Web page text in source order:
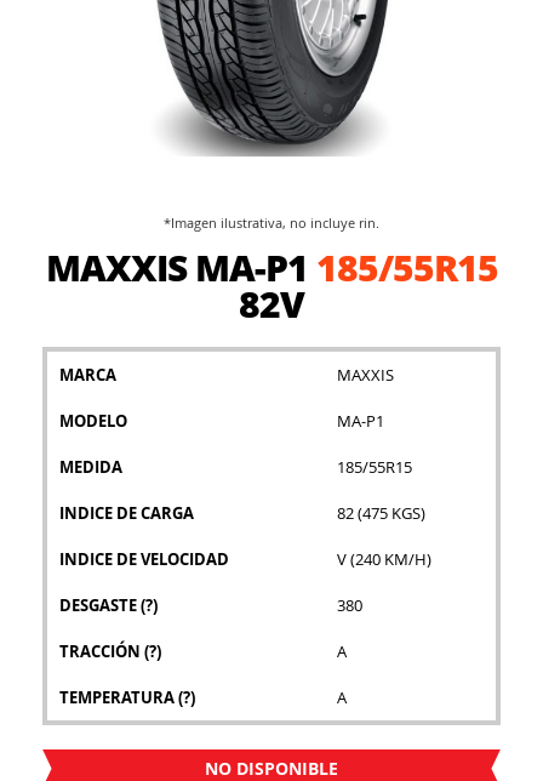
MAXXIS MA-P1 185/55R15
82V
MARCA MAXXIS
MODELO MA-P1
MEDIDA 185/55R15
INDICE DE CARGA 82 (475 KGS)
INDICE DE VELOCIDAD V (240 KM/H)
DESGASTE(?) 380
TRACCIÓN (?) A
TEMPERATURA(?) A
NO DISPONIBLE
*Imagen ilustrativa, no incluye rin.
galería
imágenes